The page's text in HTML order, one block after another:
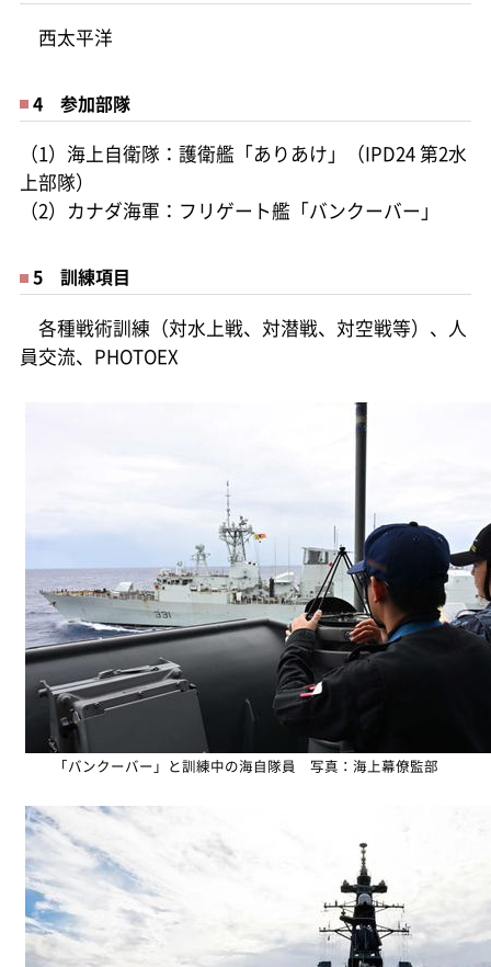
西太平洋
4 参加部隊
（1）海上自衛隊：護衛艦「ありあけ」（IPD24 第2水
上部隊）
（2）カナダ海軍：フリゲート艦「バンクーバー」
5 訓練項目
各種戦術訓練（対水上戦、対潜戦、対空戦等）、人
員交流、PHOTOEX
「バンクーバー」と訓練中の海自隊員 写真：海上幕僚監部